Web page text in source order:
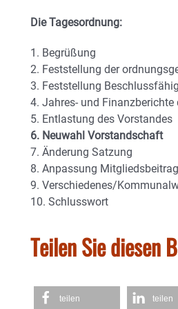
Die Tagesordnung:
1. Begrüßung
2. Feststellung der
3. Feststellung
4. Jahres- und Finanzberichte
5. Entlastung des Vorstandes
6. Neuwahl Vorstandschaft
7. Änderung Satzung
8. Anpassung Mitgliedsbeitrag
9. Verschiedenes/
10. Schlusswort
Teilen Sie diesen
teilen teilen